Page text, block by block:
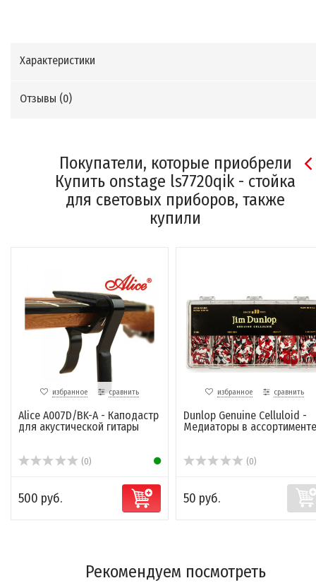
Характеристики
Отзывы (0)
Покупатели, которые приобрели
Купить onstage ls7720qik - стойка
для световых приборов, также
купили
избранное сравнить
Alice A007D/BK-A - Каподастр
для акустической гитары
(0)
500 руб.
избранное сравнить
Dunlop Genuine Celluloid -
Медиаторы в ассортименте
(0)
50 руб.
Рекомендуем посмотреть